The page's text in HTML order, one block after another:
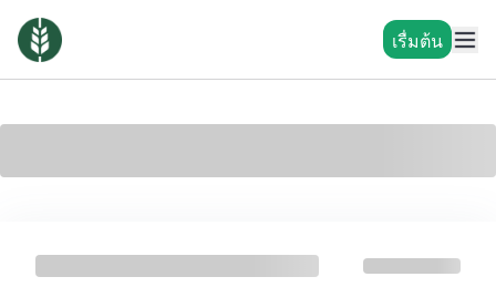
เรื่มต้น